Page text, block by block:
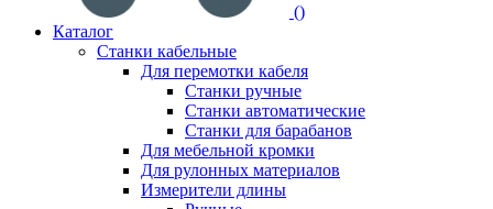
()
Каталог
Станки кабельные
Для перемотки кабеля
Станки ручные
Станки автоматические
Станки для барабанов
Для мебельной кромки
Для рулонных материалов
Измерители длины